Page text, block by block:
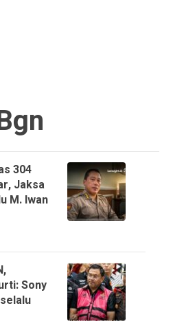
304
Jaksa
M. Iwan
Sony